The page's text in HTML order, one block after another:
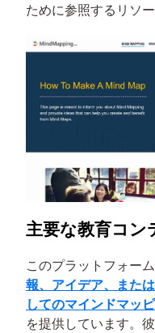
ために参照するリソー
主要な教育コン
このプラットフォーム
報、アイデア、また
してのマインドマッ
を提供しています。